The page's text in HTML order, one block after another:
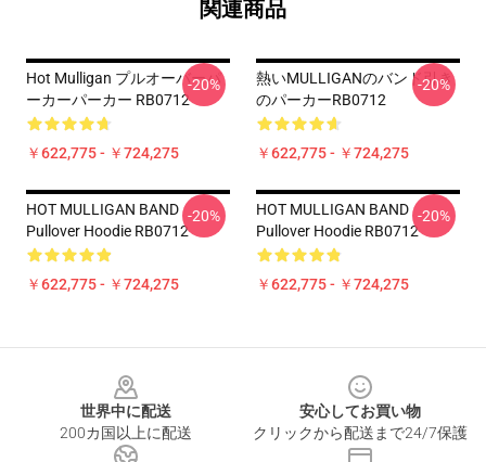
関連商品
Hot Mulligan プルオーバーパ
ーカーパーカー RB0712
￥622,775 - ￥724,275
-20%
熱いMULLIGANのバンド引き
のパーカーRB0712
￥622,775 - ￥724,275
-20%
HOT MULLIGAN BAND
Pullover Hoodie RB0712
￥622,775 - ￥724,275
-20%
HOT MULLIGAN BAND
Pullover Hoodie RB0712
￥622,775 - ￥724,275
-20%
世界中に配送
200カ国以上に配送
安心してお買い物
クリックから配送まで24/7保護